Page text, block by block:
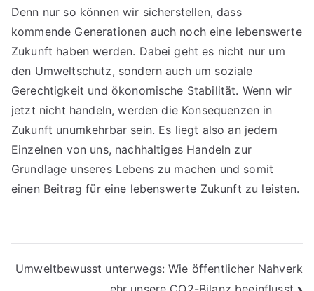
Denn nur so können wir sicherstellen, dass
kommende Generationen auch noch eine lebenswerte
Zukunft haben werden. Dabei geht es nicht nur um
den Umweltschutz, sondern auch um soziale
Gerechtigkeit und ökonomische Stabilität. Wenn wir
jetzt nicht handeln, werden die Konsequenzen in
Zukunft unumkehrbar sein. Es liegt also an jedem
Einzelnen von uns, nachhaltiges Handeln zur
Grundlage unseres Lebens zu machen und somit
einen Beitrag für eine lebenswerte Zukunft zu leisten.
Beitragsnavigation
Umweltbewusst unterwegs: Wie öffentlicher Nahverk